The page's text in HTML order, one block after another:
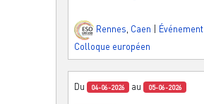
Rennes Caen Événement
Colloque européen
Du 04-06-2026 au 05-06-2026